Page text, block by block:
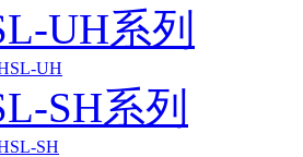
UH系列
UH
SH系列
SH